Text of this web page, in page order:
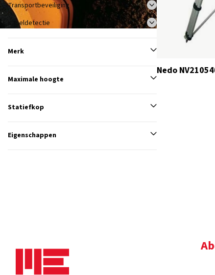
Transportbeveiliging
Kabeldetectie
Merk
Maximale hoogte
Statiefkop
Eigenschappen
Nedo